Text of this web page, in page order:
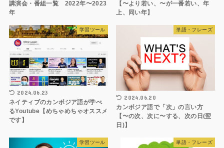
講演会・番組一覧 2022年〜2023
年
【〜より若い、〜が一番若い、年
上、同い年】
学習ツール
2024.06.23
ネイティブのカンボジア語が学べ
るYoutube【めちゃめちゃオススメ
です】
単語・フレーズ
2024.06.20
カンボジア語で「次」の言い方
【〜の次、次に〜する、次の日(翌
日)】
学習ツール 単語・フレーズ